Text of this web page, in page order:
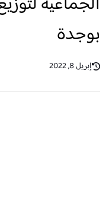
بوجدة
إبريل 8, 2022